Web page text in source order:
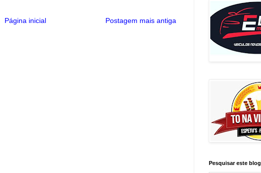
Postagem mais antiga
Página inicial
Pesquisar este blog